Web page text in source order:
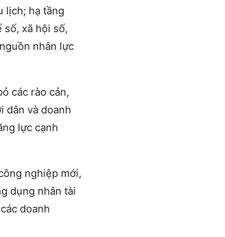
lịch; hạ tầng
xã hội số,
nhân lực
các rào cản,
dân và doanh
lực cạnh
nghiệp mới,
dụng nhân tài
doanh